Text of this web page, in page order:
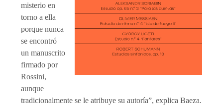
misterio en
torno a ella
porque nunca
se encontró
un manuscrito
firmado por
Rossini,
aunque
tradicionalmente se le atribuye su autoría”, explica Baeza.